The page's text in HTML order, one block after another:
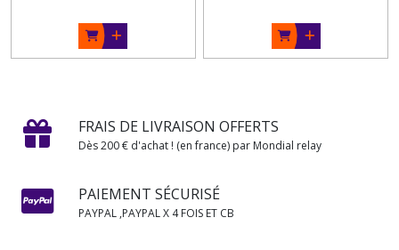
FRAIS DE LIVRAISON OFFERTS
Dès 200 € d'achat ! (en france) par Mondial relay
PAIEMENT SÉCURISÉ
PAYPAL ,PAYPAL X 4 FOIS ET CB